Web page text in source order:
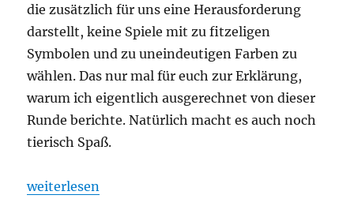
die zusätzlich für uns eine Herausforderung
darstellt, keine Spiele mit zu fitzeligen
Symbolen und zu uneindeutigen Farben zu
wählen. Das nur mal für euch zur Erklärung,
warum ich eigentlich ausgerechnet von dieser
Runde berichte. Natürlich macht es auch noch
tierisch Spaß.
„Spieleabend #33 – Bomb Bustisch“
weiterlesen